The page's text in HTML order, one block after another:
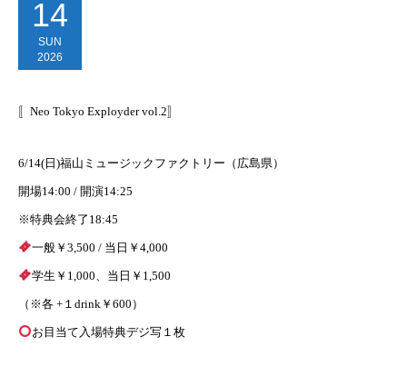
14
SUN
2026
〚Neo Tokyo Exployder vol.2〛
6/14(日)福山ミュージックファクトリー（広島県）
開場14:00 / 開演14:25
※特典会終了18:45
一般￥3,500 / 当日￥4,000
学生￥1,000、当日￥1,500
（※各 +１drink￥600）
お目当て入場特典デジ写１枚